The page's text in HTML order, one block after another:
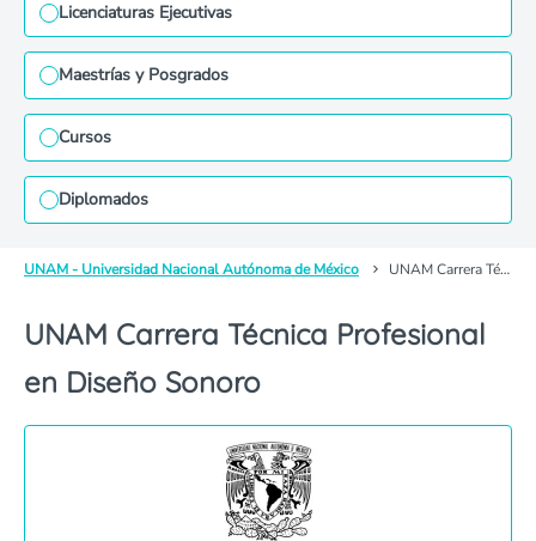
Licenciaturas Ejecutivas
Maestrías y Posgrados
Cursos
Diplomados
UNAM - Universidad Nacional Autónoma de México UNAM Carrera Técnica Profesional en Diseño Sonoro
UNAM Carrera Técnica Profesional
en Diseño Sonoro